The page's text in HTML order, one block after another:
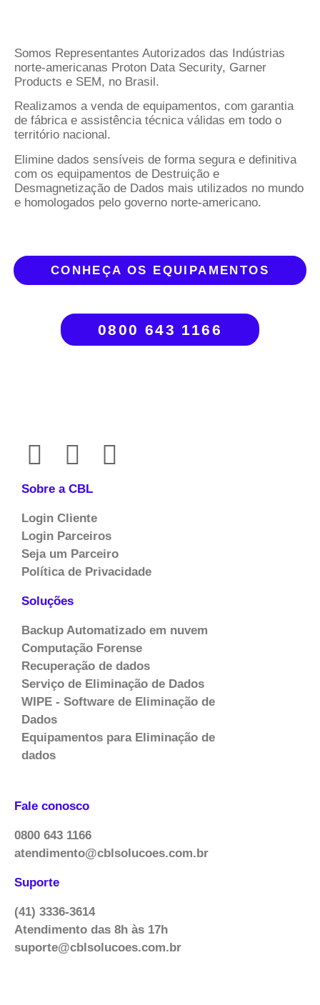
Somos Representantes Autorizados das Indústrias
norte-americanas Proton Data Security, Garner
Products e SEM, no Brasil.
Realizamos a venda de equipamentos, com garantia
de fábrica e assistência técnica válidas em todo o
território nacional.
Elimine dados sensíveis de forma segura e definitiva
com os equipamentos de Destruição e
Desmagnetização de Dados mais utilizados no mundo
e homologados pelo governo norte-americano.
CONHEÇA OS EQUIPAMENTOS
0800 643 1166
Sobre a CBL
Login Cliente
Login Parceiros
Seja um Parceiro
Política de Privacidade
Soluções
Backup Automatizado em nuvem
Computação Forense
Recuperação de dados
Serviço de Eliminação de Dados
WIPE - Software de Eliminação de
Dados
Equipamentos para Eliminação de
dados
Fale conosco
0800 643 1166
atendimento@cblsolucoes.com.br
Suporte
(41) 3336-3614
Atendimento das 8h às 17h
suporte@cblsolucoes.com.br